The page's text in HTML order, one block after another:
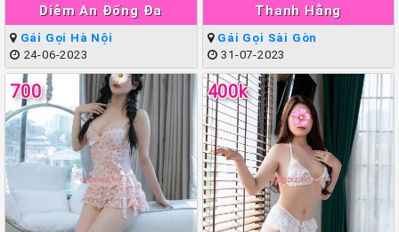
Diễm An Đống Đa
Gái Gọi Hà Nội
24-06-2023
Thanh Hằng
Gái Gọi Sài Gòn
31-07-2023
700 400k